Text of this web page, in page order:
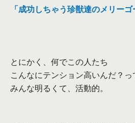
「成功しちゃう珍獣達のメリーゴ
とにかく、何でこの人たち
こんなにテンション高いんだ？っ
みんな明るくて、活動的。